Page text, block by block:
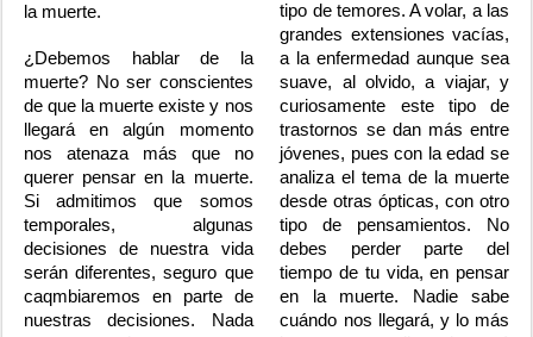
la muerte.
¿Debemos hablar de la
muerte? No ser conscientes
de que la muerte existe y nos
llegará en algún momento
nos atenaza más que no
querer pensar en la muerte.
Si admitimos que somos
temporales, algunas
decisiones de nuestra vida
serán diferentes, seguro que
caqmbiaremos en parte de
nuestras decisiones. Nada
tipo de temores. A volar, a las
grandes extensiones vacías,
a la enfermedad aunque sea
suave, al olvido, a viajar, y
curiosamente este tipo de
trastornos se dan más entre
jóvenes, pues con la edad se
analiza el tema de la muerte
desde otras ópticas, con otro
tipo de pensamientos. No
debes perder parte del
tiempo de tu vida, en pensar
en la muerte. Nadie sabe
cuándo nos llegará, y lo más